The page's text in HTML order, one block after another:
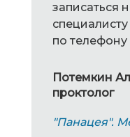
записаться
по телефону
Потемкин
проктолог
"Панацея".